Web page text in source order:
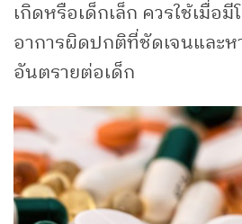
เกิดหรือเด็กเล็ก ควรใช้เมื่อ
อาการผิดปกติที่ชัดเจนและห
อันตรายต่อเด็ก